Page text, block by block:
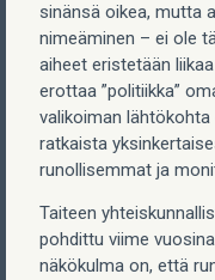
sinänsä oikea, mutta
nimeäminen – ei ole
aiheet eristetään
erottaa ”politiikka”
valikoiman
ratkaista
runollisemmat ja
Taiteen
pohdittu viime
näkökulma on, että